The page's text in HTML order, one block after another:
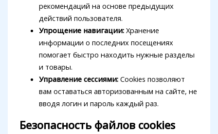
рекомендаций на основе предыдущих
действий пользователя.
Упрощение навигации:Хранение
информации о последних посещениях
помогает быстро находить нужные разделы
и товары.
Управление сессиями:Cookies позволяют
вам оставаться авторизованным на сайте, не
вводя логин и пароль каждый раз.
Безопасность файлов cookies